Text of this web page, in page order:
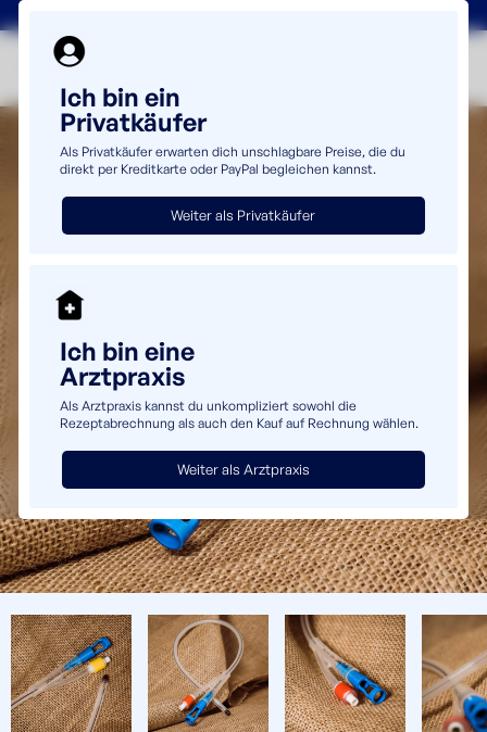
Ich bin ein
Privatkäufer
Als Privatkäufer erwarten dich unschlagbare Preise, die du
direkt per Kreditkarte oder PayPal begleichen kannst.
Weiter als Privatkäufer
Ich bin eine
Arztpraxis
Als Arztpraxis kannst du unkompliziert sowohl die
Rezeptabrechnung als auch den Kauf auf Rechnung wählen.
Weiter als Arztpraxis